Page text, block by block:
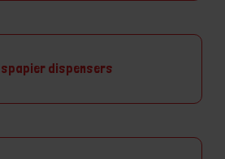
dispensers